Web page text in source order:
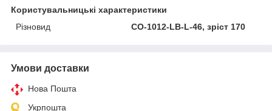
Користувальницькі характеристики
Різновид
CO-1012-LB-L-46, зріст 170
Умови доставки
Нова Пошта
Укрпошта